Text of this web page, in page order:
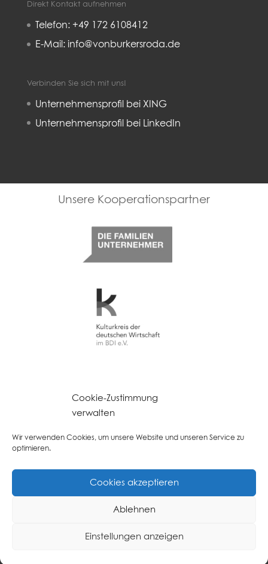
Cookie-Zustimmung
verwalten
Wir verwenden Cookies, um unsere Website und unseren Service zu
optimieren.
Cookies akzeptieren
Ablehnen
Einstellungen anzeigen
Direkt Kontakt aufnehmen
Telefon: +49 172 6108412
E-Mail: info@vonburkersroda.de
Verbinden Sie sich mit uns!
Unternehmensprofil bei XING
Unternehmensprofil bei LinkedIn
Kulturkreis deutsche Wirtschaft
© VON BURKERSRODA, DUMDEI & PARTNER